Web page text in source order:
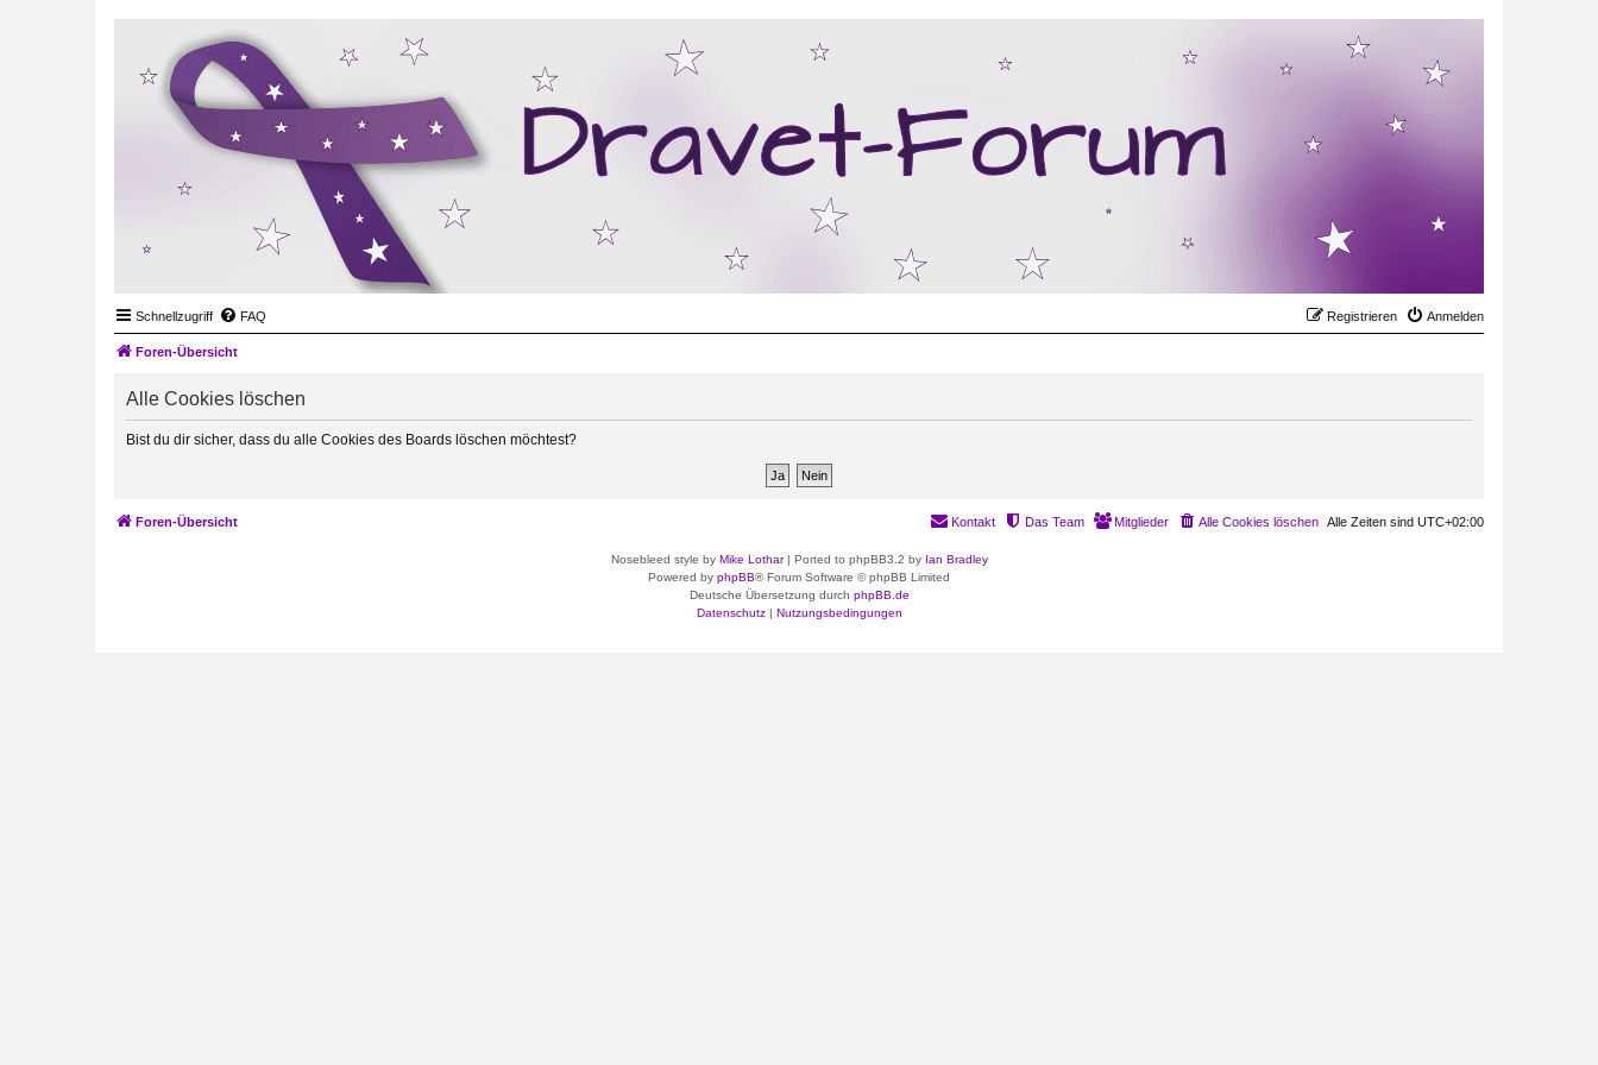
Schnellzugriff FAQ Anmelden
Registrieren
Foren-Übersicht
Alle Cookies löschen
Bist du dir sicher, dass du alle Cookies des Boards löschen möchtest?
Foren-Übersicht Alle Zeiten sind UTC+02:00
Alle Cookies löschen
Mitglieder
Das Team
Kontakt
Nosebleed style by Mike Lothar| Ported to phpBB3.2 by Ian Bradley
Powered by phpBB® Forum Software © phpBB Limited
Deutsche Übersetzung durch phpBB.de
Datenschutz| Nutzungsbedingungen